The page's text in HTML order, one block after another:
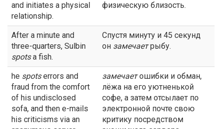
and initiates a physical
relationship.
физическую близость.
After a minute and
three-quarters, Sulbin
spotsa fish.
Спустя минуту и 45 секунд
он замечаетрыбу.
he spotserrors and
fraud from the comfort
of his undisclosed
sofa, and then e-mails
his criticisms via an
замечаетошибки и обман,
лёжа на его уютненькой
софе, а затем отсылает по
электронной почте свою
критику посредством